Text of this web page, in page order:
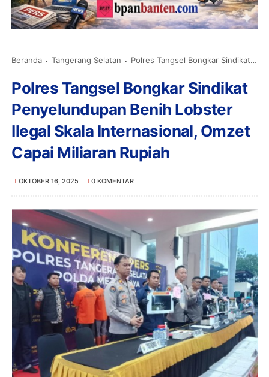
Beranda Tangerang Selatan Polres Tangsel Bongkar Sindikat Penyelundupan Benih Lobster Ilegal Skala Internasional, Omzet Capai Miliaran Rupiah
Polres Tangsel Bongkar Sindikat
Penyelundupan Benih Lobster
Ilegal Skala Internasional, Omzet
Capai Miliaran Rupiah
OKTOBER 16, 2025 0 KOMENTAR